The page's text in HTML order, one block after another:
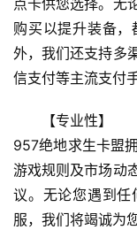
点卡供您选择。无
购买以提升装备
外，我们还支持多
信支付等主流支付
【专业性】
957绝地求生卡盟
游戏规则及市场动
议。无论您遇到
服，我们将竭诚为